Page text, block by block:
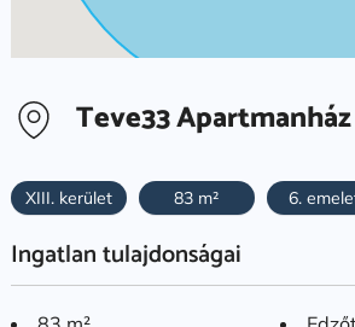
Teve33
XIII. kerület 83 m² 6.
Ingatlan tulajdonságai